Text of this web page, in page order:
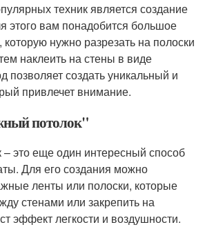
техник является создание
этого вам понадобится большое
которую нужно разрезать на полоски
наклеить на стены в виде
позволяет создать уникальный и
привлечет внимание.
потолок"
это еще один интересный способ
Для его создания можно
ленты или полоски, которые
стенами или закрепить на
эффект легкости и воздушности.